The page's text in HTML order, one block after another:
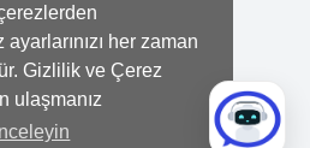
her zaman
Gizlilik ve Çerez
ulaşmanız